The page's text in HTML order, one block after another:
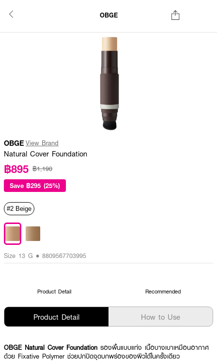
OBGE
OBGE View Brand
Natural Cover Foundation
฿895 ฿1,190
Save ฿295 (25%)
#2 Beige
Size 13 G • 8809567703995
Product Detail Recommended
Product Detail How to Use
OBGE Natural Cover Foundation รองพื้นแบบแท่ง เนื้อบางเบาเหมือนอากาศ
ด้วย Fixative Polymer ช่วยปกปิดจุดบกพร่องของผิวได้ในครั้งเดียว